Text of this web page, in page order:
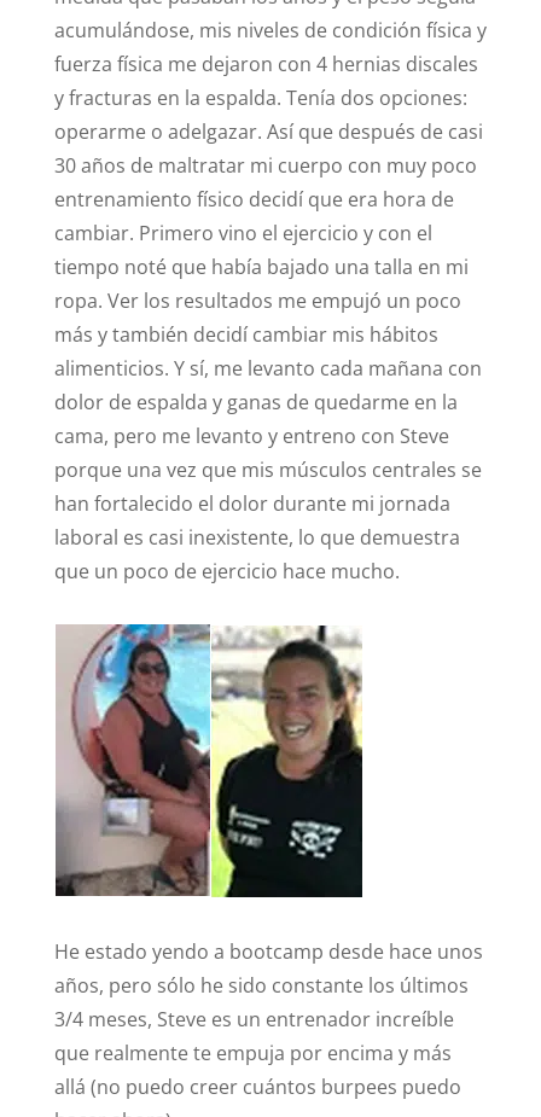
acumulándose, mis niveles de condición física y
fuerza física me dejaron con 4 hernias discales
y fracturas en la espalda. Tenía dos opciones:
operarme o adelgazar. Así que después de casi
30 años de maltratar mi cuerpo con muy poco
entrenamiento físico decidí que era hora de
cambiar. Primero vino el ejercicio y con el
tiempo noté que había bajado una talla en mi
ropa. Ver los resultados me empujó un poco
más y también decidí cambiar mis hábitos
alimenticios. Y sí, me levanto cada mañana con
dolor de espalda y ganas de quedarme en la
cama, pero me levanto y entreno con Steve
porque una vez que mis músculos centrales se
han fortalecido el dolor durante mi jornada
laboral es casi inexistente, lo que demuestra
que un poco de ejercicio hace mucho.
He estado yendo a bootcamp desde hace unos
años, pero sólo he sido constante los últimos
3/4 meses, Steve es un entrenador increíble
que realmente te empuja por encima y más
allá (no puedo creer cuántos burpees puedo